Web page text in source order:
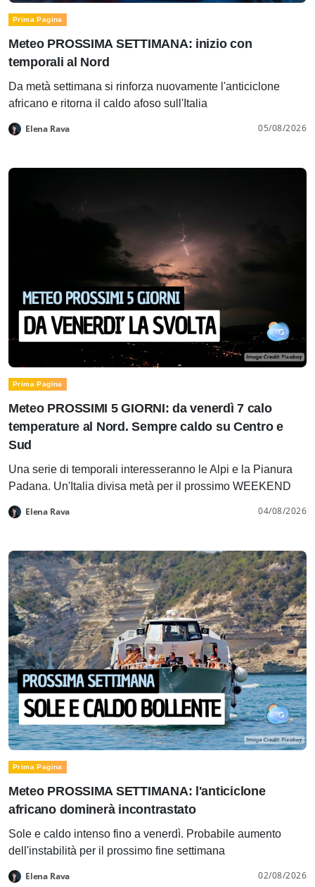
Prima Pagina
Meteo PROSSIMA SETTIMANA: inizio con
temporali al Nord
Da metà settimana si rinforza nuovamente l'anticiclone
africano e ritorna il caldo afoso sull'Italia
Elena Rava 05/08/2026
Prima Pagina
Meteo PROSSIMI 5 GIORNI: da venerdì 7 calo
temperature al Nord. Sempre caldo su Centro e
Sud
Una serie di temporali interesseranno le Alpi e la Pianura
Padana. Un'Italia divisa metà per il prossimo WEEKEND
Elena Rava 04/08/2026
Prima Pagina
Meteo PROSSIMA SETTIMANA: l'anticiclone
africano dominerà incontrastato
Sole e caldo intenso fino a venerdì. Probabile aumento
dell'instabilità per il prossimo fine settimana
Elena Rava 02/08/2026